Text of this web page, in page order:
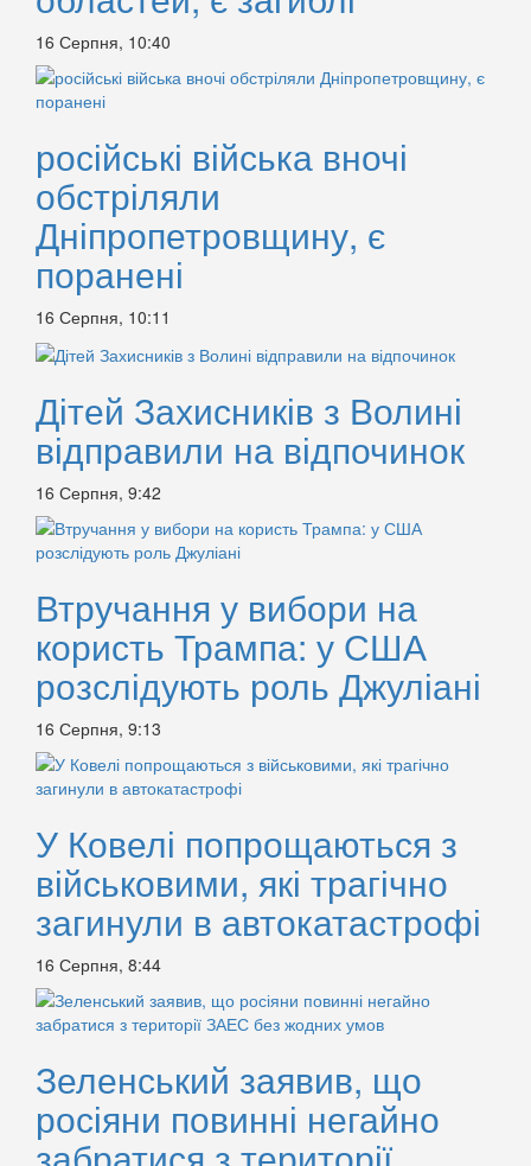
16 Серпня, 10:40
російські війська вночі
обстріляли
Дніпропетровщину, є
поранені
16 Серпня, 10:11
Дітей Захисників з Волині
відправили на відпочинок
16 Серпня, 9:42
Втручання у вибори на
користь Трампа: у США
розслідують роль Джуліані
16 Серпня, 9:13
У Ковелі попрощаються з
військовими, які трагічно
загинули в автокатастрофі
16 Серпня, 8:44
Зеленський заявив, що
росіяни повинні негайно